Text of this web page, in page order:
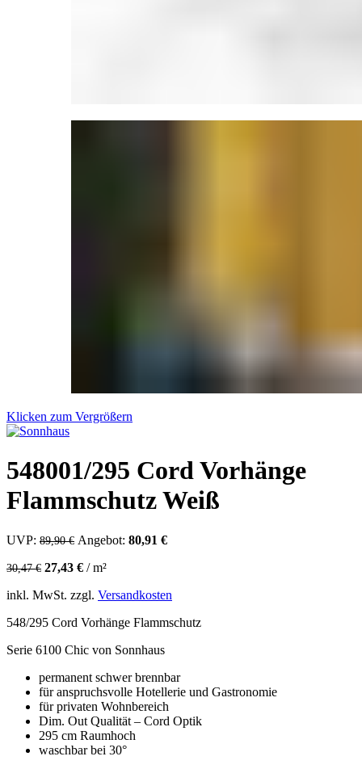
Klicken zum Vergrößern
548001/295 Cord Vorhänge
Flammschutz Weiß
UVP: 89,90€ Ursprünglicher Preis war: 89,90 €
Angebot: 80,91 €
30,47€ 27,43 € /m²
inkl. MwSt. zzgl. Versandkosten
548/295 Cord Vorhänge Flammschutz
Serie 6100 Chic von Sonnhaus
permanent schwer brennbar
für anspruchsvolle Hotellerie und Gastronomie
für privaten Wohnbereich
Dim. Out Qualität – Cord Optik
295 cm Raumhoch
waschbar bei 30°